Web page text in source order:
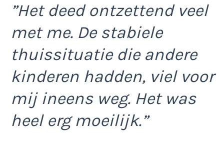
”Het deed ontzettend veel
met me. De stabiele
thuissituatie die andere
kinderen hadden, viel voor
mij ineens weg. Het was
heel erg moeilijk.”